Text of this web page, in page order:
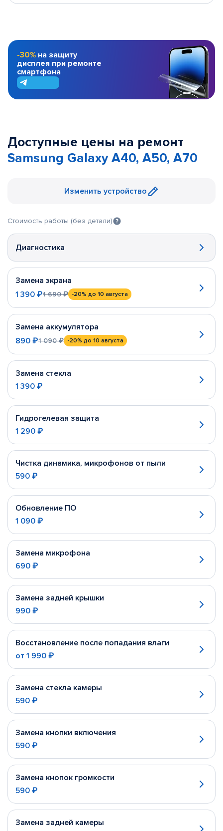
-30% на защиту
дисплея при ремонте
смартфона
Доступные цены на ремонт
Samsung Galaxy A40, A50, A70
Изменить устройство
Стоимость работы (без детали)
Диагностика
Замена экрана
1 390 ₽1 690 ₽ -20% до 10 августа
Замена аккумулятора
890 ₽1 090 ₽ -20% до 10 августа
Замена стекла
1 390 ₽
Гидрогелевая защита
1 290 ₽
Чистка динамика, микрофонов от пыли
590 ₽
Обновление ПО
1 090 ₽
Замена микрофона
690 ₽
Замена задней крышки
990 ₽
Восстановление после попадания влаги
от 1 990 ₽
Замена стекла камеры
590 ₽
Замена кнопки включения
590 ₽
Замена кнопок громкости
590 ₽
Замена задней камеры